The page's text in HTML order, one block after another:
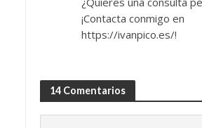
¡Contacta conmigo en
https://ivanpico.es/!
14 Comentarios